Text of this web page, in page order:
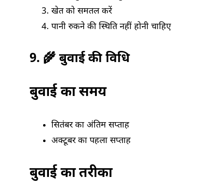
खेत को समतल करें
पानी रुकने की स्थिति नहीं होनी चाहिए
9. 🌾 बुवाई की विधि
बुवाई का समय
सितंबर का अंतिम सप्ताह
अक्टूबर का पहला सप्ताह
बुवाई का तरीका